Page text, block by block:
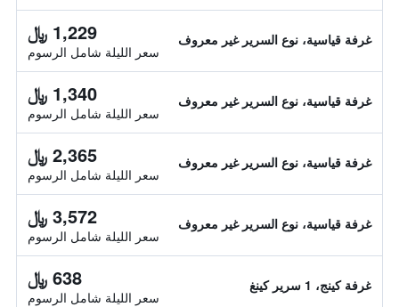
غرفة قياسية، نوع السرير غير معروف 1,229 ﷼
سعر الليلة شامل الرسوم
غرفة قياسية، نوع السرير غير معروف 1,340 ﷼
سعر الليلة شامل الرسوم
غرفة قياسية، نوع السرير غير معروف 2,365 ﷼
سعر الليلة شامل الرسوم
غرفة قياسية، نوع السرير غير معروف 3,572 ﷼
سعر الليلة شامل الرسوم
غرفة كينج، 1 سرير كينغ 638 ﷼
سعر الليلة شامل الرسوم